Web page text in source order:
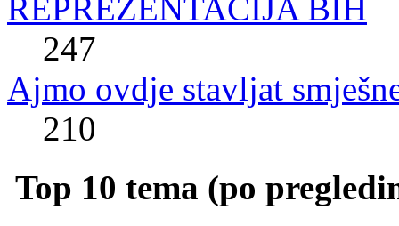
REPREZENTACIJA BIH
247
Ajmo ovdje stavljat
210
Top 10 tema (po